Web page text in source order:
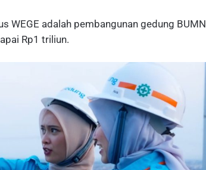
WEGE adalah pembangunan gedung BUMN
Rp1 triliun.